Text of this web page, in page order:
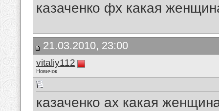
казаченко фх какая
21.03.2010, 23:00
vitaliy112
Новичок
казаченко ах какая